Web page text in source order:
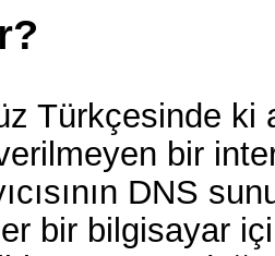
Türkçesinde ki
bir
DNS
bir bilgisayar